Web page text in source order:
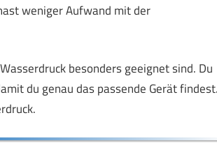
weniger Aufwand mit der
besonders geeignet sind. Du
du genau das passende Gerät